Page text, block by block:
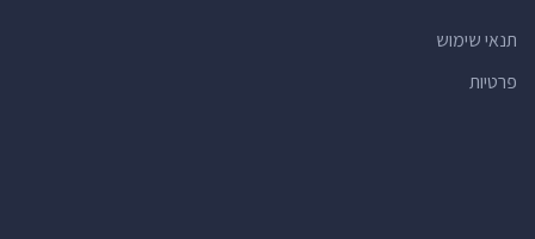
תנאי שימוש
פרטיות